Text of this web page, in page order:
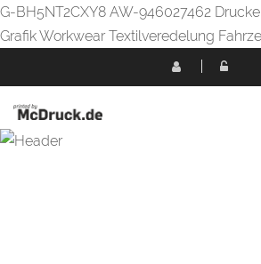
G-BH5NT2CXY8 AW-946027462
Grafik Workwear Textilveredelung